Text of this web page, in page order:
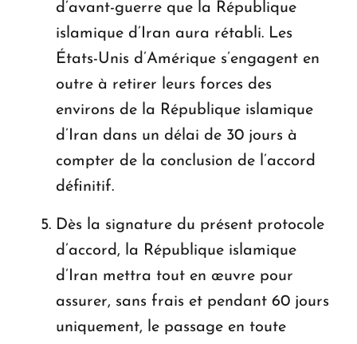
d’avant-guerre que la République
islamique d’Iran aura rétabli. Les
États-Unis d’Amérique s’engagent en
outre à retirer leurs forces des
environs de la République islamique
d’Iran dans un délai de 30 jours à
compter de la conclusion de l’accord
définitif.
Dès la signature du présent protocole
d’accord, la République islamique
d’Iran mettra tout en œuvre pour
assurer, sans frais et pendant 60 jours
uniquement, le passage en toute